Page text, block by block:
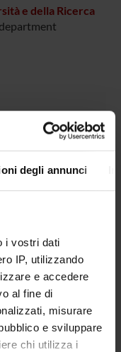
degli annunci
i vostri dati
IP, utilizzando
e accedere
al fine di
misurare
e sviluppare
chi utilizza i
e della Ricerca